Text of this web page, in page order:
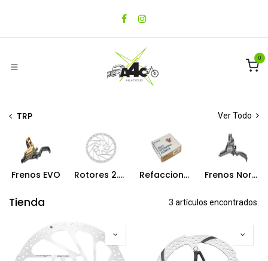
0
TRP Ver Todo
Frenos EVO Rotores 2.3 EVO Refacciones Frenos Normales
Tienda 3 artículos encontrados.